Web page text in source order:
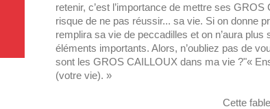
retenir, c’est l’importance de mettre ses
risque de ne pas réussir... sa vie. Si on donne
remplira sa vie de peccadilles et on n’aura
éléments importants. Alors, n’oubliez pas de
sont les GROS CAILLOUX dans ma vie ?"«
(votre vie). »
Cette